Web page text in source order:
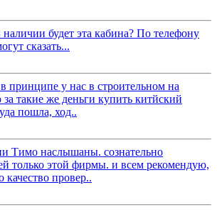
будет эта кабина? По телефону
сказать...
принципе у нас в строительном на
такие же деньги купить китйский
пошла, ход..
Тимо наслышаны. сознательно
только этой фирмы. и всем рекомендую,
качество провер..